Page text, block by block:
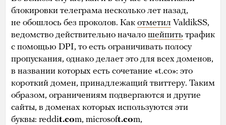
блокировки телеграма несколько лет назад,
не обошлось без проколов. Как отметил ValdikSS,
ведомство действительно начало шейпить трафик
с помощью DPI, то есть ограничивать полосу
пропускания, однако делает это для всех доменов,
в названии которых есть сочетание «t.co»: это
короткий домен, принадлежащий твиттеру. Таким
образом, ограничениям подвергаются и другие
сайты, в доменах которых используются эти
буквы: reddit.com, microsoft.com,